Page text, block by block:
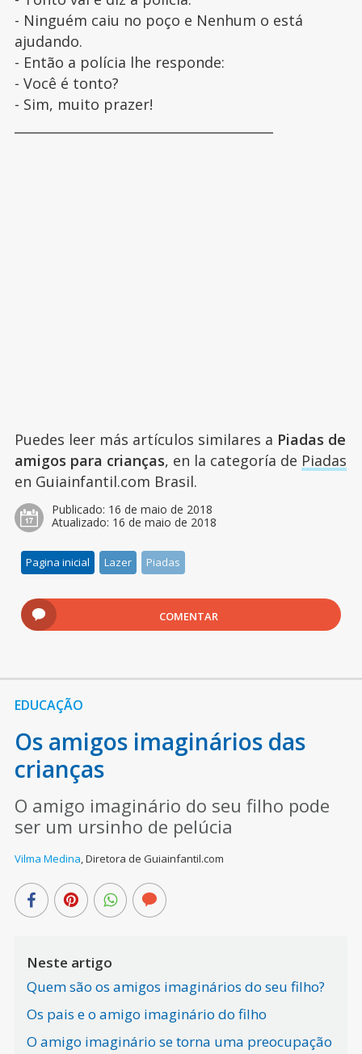
- Ninguém caiu no poço e Nenhum o está
ajudando.
- Então a polícia lhe responde:
- Você é tonto?
- Sim, muito prazer!
Puedes leer más artículos similares a Piadas de
amigos para crianças, en la categoría de Piadas
en Guiainfantil.com Brasil.
Publicado: 16 de maio de 2018
Atualizado: 16 de maio de 2018
Pagina inicial Lazer Piadas
COMENTAR
EDUCAÇÃO
Os amigos imaginários das
crianças
O amigo imaginário do seu filho pode
ser um ursinho de pelúcia
Vilma Medina,Diretora de Guiainfantil.com
Neste artigo
Quem são os amigos imaginários do seu filho?
Os pais e o amigo imaginário do filho
O amigo imaginário se torna uma preocupação